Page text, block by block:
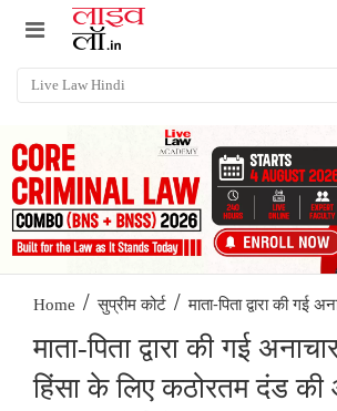
Home / सुप्रीम कोर्ट / माता-पिता द्वारा की गई
माता-पिता द्वारा की गई
हिंसा के लिए कठोरतम दंड